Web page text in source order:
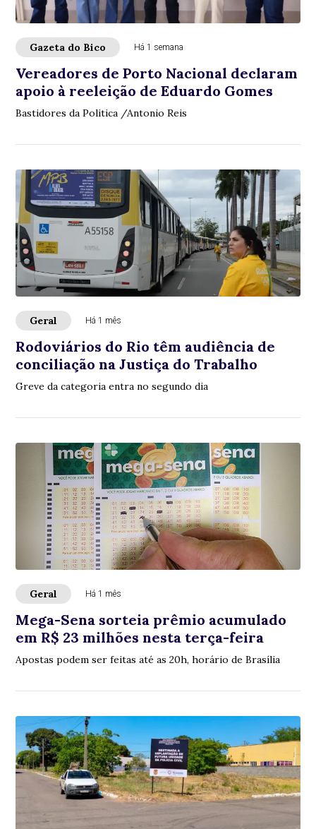
Gazeta do Bico Há 1 semana
Vereadores de Porto Nacional declaram
apoio à reeleição de Eduardo Gomes
Bastidores da Politica /Antonio Reis
Geral Há 1 mês
Rodoviários do Rio têm audiência de
conciliação na Justiça do Trabalho
Greve da categoria entra no segundo dia
Geral Há 1 mês
Mega-Sena sorteia prêmio acumulado
em R$ 23 milhões nesta terça-feira
Apostas podem ser feitas até as 20h, horário de Brasília